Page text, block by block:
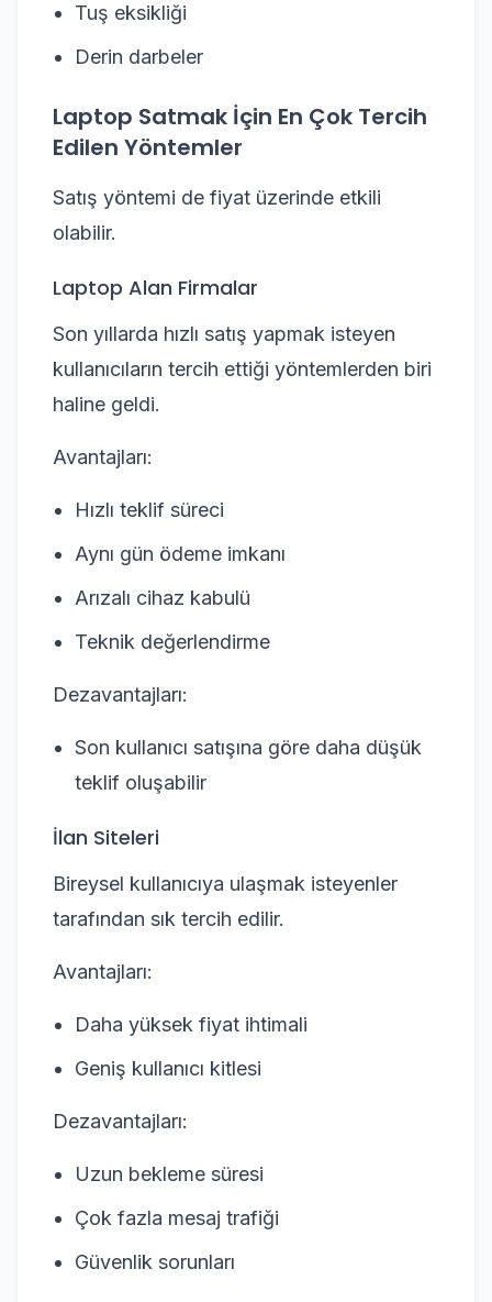
Tuş eksikliği
Derin darbeler
Laptop Satmak İçin En Çok Tercih
Edilen Yöntemler
Satış yöntemi de fiyat üzerinde etkili
olabilir.
Laptop Alan Firmalar
Son yıllarda hızlı satış yapmak isteyen
kullanıcıların tercih ettiği yöntemlerden biri
haline geldi.
Avantajları:
Hızlı teklif süreci
Aynı gün ödeme imkanı
Arızalı cihaz kabulü
Teknik değerlendirme
Dezavantajları:
Son kullanıcı satışına göre daha düşük
teklif oluşabilir
İlan Siteleri
Bireysel kullanıcıya ulaşmak isteyenler
tarafından sık tercih edilir.
Avantajları:
Daha yüksek fiyat ihtimali
Geniş kullanıcı kitlesi
Dezavantajları:
Uzun bekleme süresi
Çok fazla mesaj trafiği
Güvenlik sorunları